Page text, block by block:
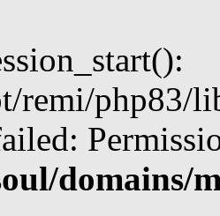
remi/php83/
domains/